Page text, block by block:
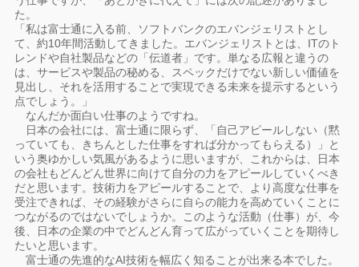
た。
「私は富士通に入る前、ソフトバンクのエバンジェリストとし
て、約10年間活動してきました。エバンジェリストとは、ITのト
レンドや自社製品などの「伝道者」です。単なる広報と違うの
は、サービスや製品の秘める、スペックだけでない新しい価値を
見出し、それを活用することで実現できる未来を提示するという
点でしょう。」
なんだか面白い仕事のようですね。
日本の会社には、富士通に限らず、「自己アピールしない（黙
っていても、きちんとした仕事をすれば分かってもらえる）」と
いう奥ゆかしい気風があるように思いますが、これからは、日本
の会社もどんどん世界に向けて自分の力をアピールしていくべき
だと思います。技術力をアピールすることで、より高度な仕事を
受注できれば、その経験がさらに自らの能力を高めていくことに
つながるのではないでしょうか。このような活動（仕事）が、今
後、日本の企業の中でどんどん育って広がっていくことを期待し
たいと思います。
富士通の先進的なAI技術を幅広く知ることが出来る本でした。